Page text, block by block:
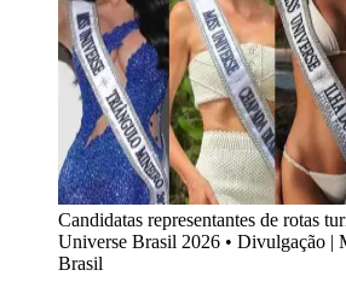
Candidatas representantes de rotas
Universe Brasil 2026 • Divulgação |
Brasil